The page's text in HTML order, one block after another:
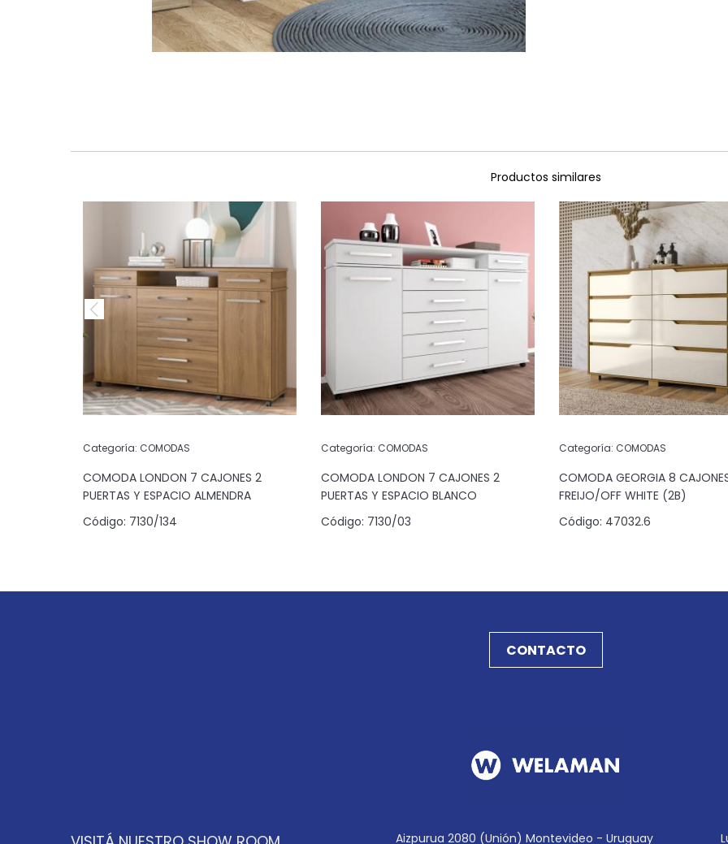
Productos similares
Categoría: COMODAS
COMODA LONDON 7 CAJONES 2
PUERTAS Y ESPACIO ALMENDRA
Código: 7130/134
Categoría: COMODAS
COMODA LONDON 7 CAJONES 2
PUERTAS Y ESPACIO BLANCO
Código: 7130/03
Categoría: COMODAS
COMODA GEORGIA 8
FREIJO/OFF WHITE (2B)
Código: 47032.6
CONTACTO
Aizpurua 2080 (Unión) Montevideo - Uruguay